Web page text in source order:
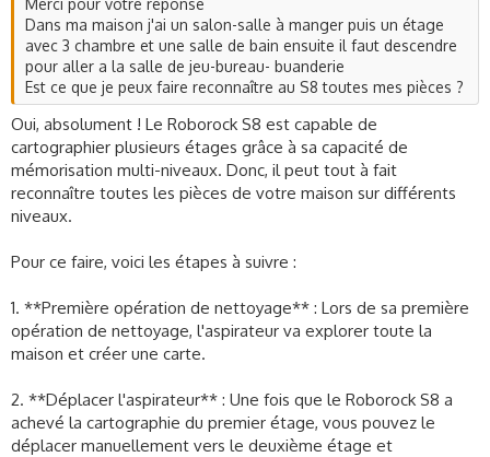
3. **Étage multi-niveaux** : Le Roborock S8 supporte la
cartographie multi-niveaux, ce qui signifie qu'il peut stocker
plusieurs cartes pour différentes étages de votre maison.
4. **Pièces d'étiquetage** : Vous pouvez également
étiqueter différentes pièces de votre maison sur la carte pour
un nettoyage plus précis.
5. **Programmation de nettoyage** : Une fois que vous avez
votre carte configurée, vous pouvez programmer des
nettoyages pour des jours et des heures spécifiques, et même
Si vous rencontrez des problèmes avec votre carte (par
exemple, le Roborock n'a pas correctement cartographié une
zone), cela peut souvent être corrigé en effectuant un
nouveau cycle de nettoyage afin qu'il puisse réanalyser
l'espace.
N'hésitez pas à poser des questions supplémentaires si vous
avez besoin !
Dans ma maison j'ai un salon-salle à manger puis un étage
avec 3 chambre et une salle de bain ensuite il faut descendre
pour aller a la salle de jeu-bureau- buanderie
Est ce que je peux faire reconnaître au S8 toutes mes pièces ?
Oui, absolument ! Le Roborock S8 est capable de
cartographier plusieurs étages grâce à sa capacité de
mémorisation multi-niveaux. Donc, il peut tout à fait
reconnaître toutes les pièces de votre maison sur différents
niveaux.
Pour ce faire, voici les étapes à suivre :
1. **Première opération de nettoyage** : Lors de sa première
opération de nettoyage, l'aspirateur va explorer toute la
maison et créer une carte.
2. **Déplacer l'aspirateur** : Une fois que le Roborock S8 a
achevé la cartographie du premier étage, vous pouvez le
déplacer manuellement vers le deuxième étage et